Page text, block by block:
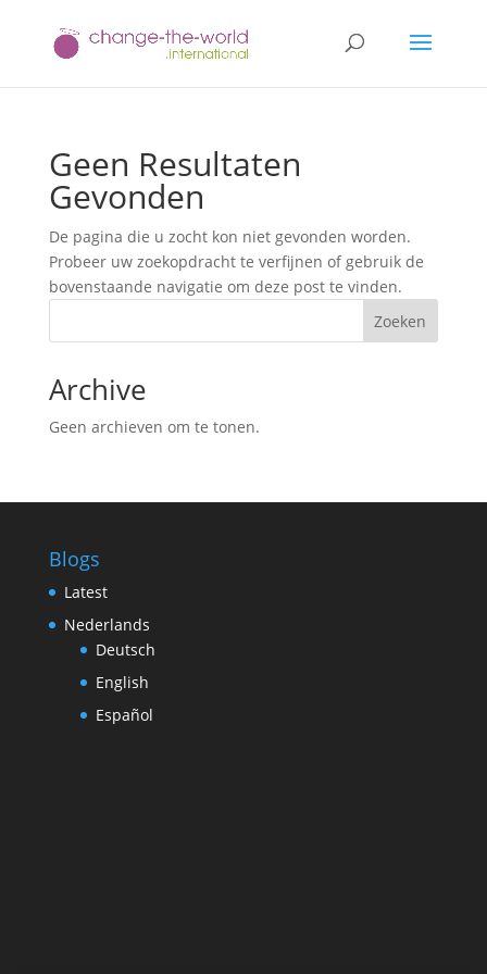
Geen Resultaten
Gevonden
De pagina die u zocht kon niet gevonden worden.
Probeer uw zoekopdracht te verfijnen of gebruik de
bovenstaande navigatie om deze post te vinden.
Zoeken
Archive
Geen archieven om te tonen.
Blogs
Latest
Nederlands
Deutsch
English
Español